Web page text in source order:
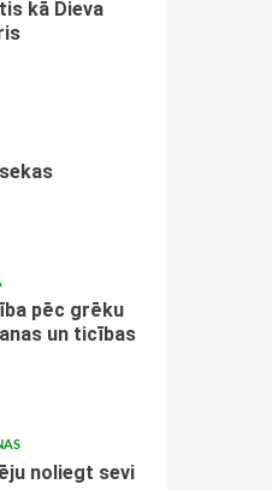
kā Dieva
pēc grēku
un ticības
noliegt sevi